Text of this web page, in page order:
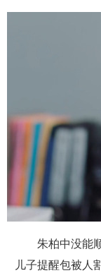
朱柏中没能
儿子提醒包被人